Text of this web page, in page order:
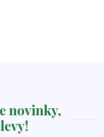
novinky,